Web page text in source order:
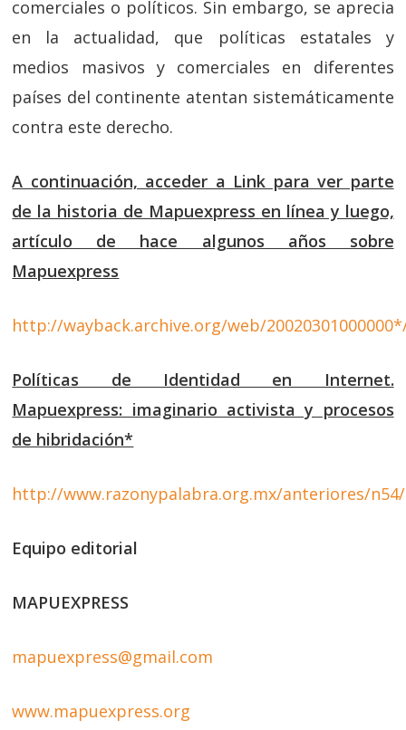
comerciales o políticos. Sin embargo, se aprecia
en la actualidad, que políticas estatales y
medios masivos y comerciales en diferentes
países del continente atentan sistemáticamente
contra este derecho.
A continuación, acceder a Link para ver parte
de la historia de Mapuexpress en línea y luego,
artículo de hace algunos años sobre
Mapuexpress
http://wayback.archive.org/web/
Políticas de Identidad en Internet.
Mapuexpress: imaginario activista y procesos
de hibridación*
http://www.razonypalabra.org.mx/anteriores/
Equipo editorial
MAPUEXPRESS
mapuexpress@gmail.com
www.mapuexpress.org